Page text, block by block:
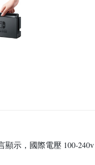
顯示，國際電壓 100-